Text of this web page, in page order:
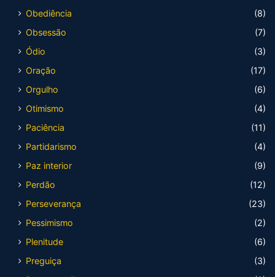
Obediência
(8)
Obsessão
(7)
Ódio
(3)
Oração
(17)
Orgulho
(6)
Otimismo
(4)
Paciência
(11)
Partidarismo
(4)
Paz interior
(9)
Perdão
(12)
Perseverança
(23)
Pessimismo
(2)
Plenitude
(6)
Preguiça
(3)